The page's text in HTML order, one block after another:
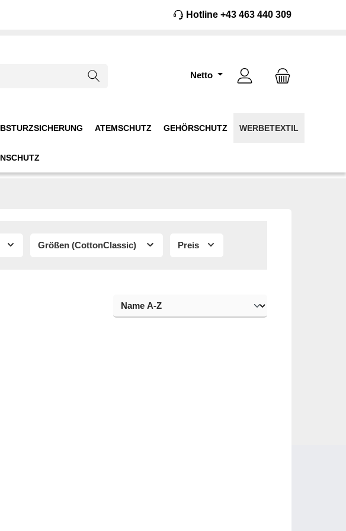
Hotline +43 463 440 309
Netto
ATEMSCHUTZ GEHÖRSCHUTZ WERBETEXTIL
Größen (CottonClassic) Preis